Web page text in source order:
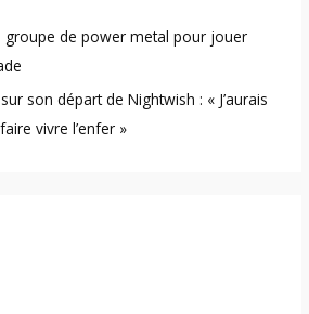
groupe de power metal pour jouer
son départ de Nightwish : « J’aurais
vivre l’enfer »